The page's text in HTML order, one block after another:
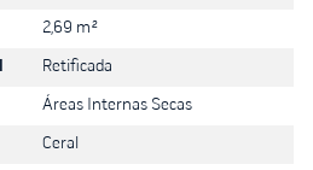
2,69 m²
Retificada
Áreas Internas Secas
Ceral